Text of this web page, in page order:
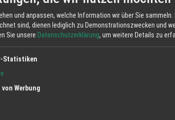
und anpassen, welche Information wir über Sie sammeln.
sind, dienen lediglich zu Demonstrationszwecken und
Sie unsere Datenschutzerklärung, um weitere Details zu
Statistiken
Werbung